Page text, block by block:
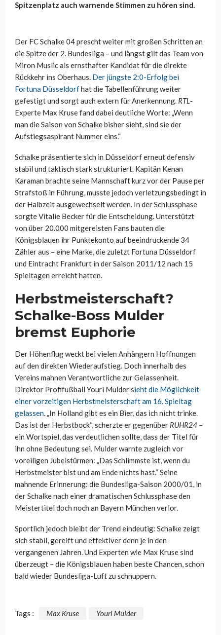
Spitzenplatz auch warnende Stimmen zu hören sind.
Der FC Schalke 04 prescht weiter mit großen Schritten an
die Spitze der 2. Bundesliga – und längst gilt das Team von
Miron Muslic als ernsthafter Kandidat für die direkte
Rückkehr ins Oberhaus. Der jüngste 2:0-Erfolg bei
Fortuna Düsseldorfhat die Tabellenführung weiter
gefestigt und sorgt auch extern für Anerkennung. RTL-
Experte Max Kruse fand dabei deutliche Worte: „Wenn
man die Saison von Schalke bisher sieht, sind sie der
Aufstiegsaspirant Nummer eins.“
Schalke präsentierte sich in Düsseldorf erneut defensiv
stabil und taktisch stark strukturiert. Kapitän Kenan
Karaman brachte seine Mannschaft kurz vor der Pause per
Strafstoß in Führung, musste jedoch verletzungsbedingt in
der Halbzeit ausgewechselt werden. In der Schlussphase
sorgte Vitalie Becker für die Entscheidung. Unterstützt
von über 20.000 mitgereisten Fans bauten die
Königsblauen ihr Punktekonto auf beeindruckende 34
Zähler aus – eine Marke, die zuletzt Fortuna Düsseldorf
und Eintracht Frankfurt in der Saison 2011/12 nach 15
Spieltagen erreicht hatten.
Herbstmeisterschaft?
Schalke-Boss Mulder
bremst Euphorie
Der Höhenflug weckt bei vielen Anhängern Hoffnungen
auf den direkten Wiederaufstieg. Doch innerhalb des
Vereins mahnen Verantwortliche zur Gelassenheit.
Direktor Profifußball Youri Mulder sieht die Möglichkeit
einer vorzeitigen Herbstmeisterschaft am 16. Spieltag
gelassen. „In Holland gibt es ein Bier, das ich nicht trinke.
Das ist der Herbstbock“, scherzte er gegenüber RUHR24 –
ein Wortspiel, das verdeutlichen sollte, dass der Titel für
ihn ohne Bedeutung sei. Mulder warnte zugleich vor
voreiligen Jubelstürmen: „Das Schlimmste ist, wenn du
Herbstmeister bist und am Ende nichts hast.“ Seine
mahnende Erinnerung: die Bundesliga-Saison 2000/01, in
der Schalke nach einer dramatischen Schlussphase den
Meistertitel doch noch an Bayern München verlor.
Sportlich jedoch bleibt der Trend eindeutig: Schalke zeigt
sich stabil, gereift und effektiver denn je in den
vergangenen Jahren. Und Experten wie Max Kruse sind
überzeugt – die Königsblauen haben beste Chancen, schon
bald wieder Bundesliga-Luft zu schnuppern.
Tags : Max Kruse Youri Mulder